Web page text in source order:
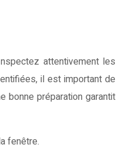
attentivement les
il est important de
bonne préparation garantit
fenêtre.